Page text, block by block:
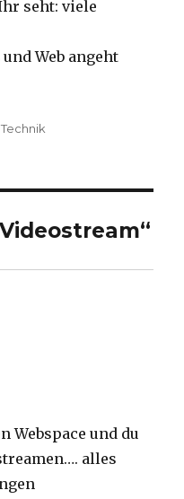
seht: viele
Web angeht
Kategorien
Technik
Webspace und du
alles